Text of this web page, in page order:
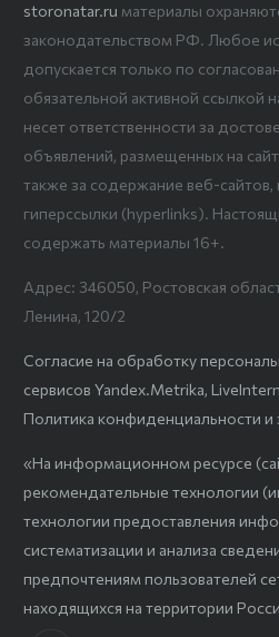
storonatar.ru материалы
законодательством РФ. Любое
допускается только по
обязательной активной ссылкой
несет ответственности за
объявлений, размещенных на
также за содержание веб-
гиперссылки (hyperlinks).
содержать материалы 16+.
Адрес: 346050, Ростовская
Ленина, 120/2
Согласие на обработку
сервисов Yandex.Metrika,
Политика конфиденциальности
«На информационном ресурсе
рекомендательные технологии
технологии предоставления
систематизации и анализа
предпочтениям пользователей
находящихся на территории